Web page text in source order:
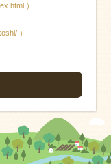
）
）